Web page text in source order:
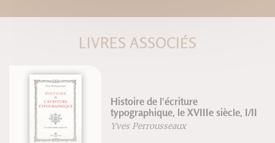
LIVRES ASSOCIÉS
Histoire de l'écriture
typographique, le XVIIIe siècle, I/II
Yves Perrousseaux